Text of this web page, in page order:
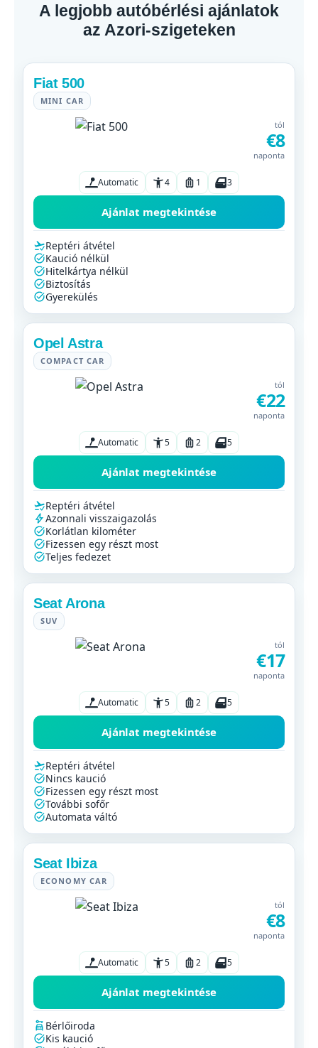
A legjobb autóbérlési ajánlatok
az Azori-szigeteken
Fiat 500
MINI CAR
tól
€8
naponta
Automatic 4 1 3
Ajánlat megtekintése
Reptéri átvétel
Kaució nélkül
Hitelkártya nélkül
Biztosítás
Gyerekülés
Opel Astra
COMPACT CAR
tól
€22
naponta
Automatic 5 2 5
Ajánlat megtekintése
Reptéri átvétel
Azonnali visszaigazolás
Korlátlan kilométer
Fizessen egy részt most
Teljes fedezet
Seat Arona
SUV
tól
€17
naponta
Automatic 5 2 5
Ajánlat megtekintése
Reptéri átvétel
Nincs kaució
Fizessen egy részt most
További sofőr
Automata váltó
Seat Ibiza
ECONOMY CAR
tól
€8
naponta
Automatic 5 2 5
Ajánlat megtekintése
Bérlőiroda
Kis kaució